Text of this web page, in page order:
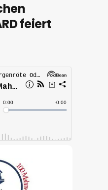
feiert